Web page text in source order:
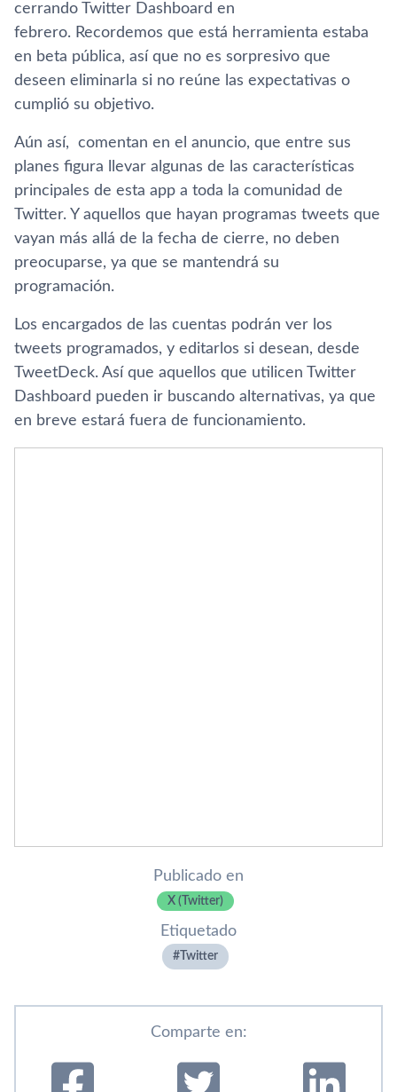
cerrando Twitter Dashboard en
febrero. Recordemos que está herramienta estaba
en beta pública, así­ que no es sorpresivo que
deseen eliminarla si no reúne las expectativas o
cumplió su objetivo.
Aún así­, comentan en el anuncio, que entre sus
planes figura llevar algunas de las caracterí­sticas
principales de esta app a toda la comunidad de
Twitter. Y aquellos que hayan programas tweets que
vayan más allá de la fecha de cierre, no deben
preocuparse, ya que se mantendrá su
programación.
Los encargados de las cuentas podrán ver los
tweets programados, y editarlos si desean, desde
TweetDeck. Así­ que aquellos que utilicen Twitter
Dashboard pueden ir buscando alternativas, ya que
en breve estará fuera de funcionamiento.
Publicado en
X (Twitter)
Etiquetado
Twitter
Comparte en: